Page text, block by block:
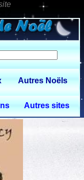
2
Autres Noëls
Autres sites